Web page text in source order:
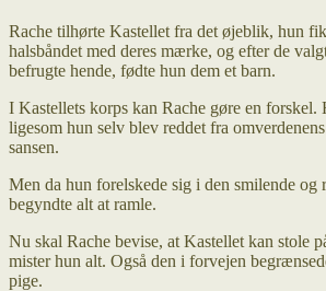
Rache tilhørte Kastellet fra det øjeblik, hun
halsbåndet med deres mærke, og efter de
befrugte hende, fødte hun dem et barn.
I Kastellets korps kan Rache gøre en forskel.
ligesom hun selv blev reddet fra
sansen.
Men da hun forelskede sig i den smilende og
begyndte alt at ramle.
Nu skal Rache bevise, at Kastellet kan stole
mister hun alt. Også den i forvejen
pige.